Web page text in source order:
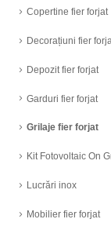
Copertine fier forjat
Decorațiuni fier
Depozit fier forjat
Garduri fier forjat
Grilaje fier forjat
Kit Fotovoltaic On
Lucrări inox
Mobilier fier forjat